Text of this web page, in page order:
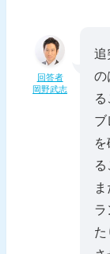
回答者
岡野武志
追
の
る
ブ
る
ラ
た